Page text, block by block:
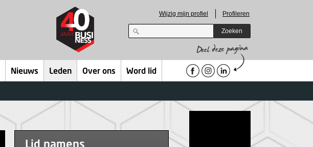
Wijzig mijn profiel Profileren
Zoeken
Nieuws Leden Over ons Word lid